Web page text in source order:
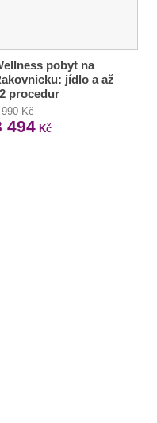
pobyt na
jídlo a až
procedur
Kč
494Kč